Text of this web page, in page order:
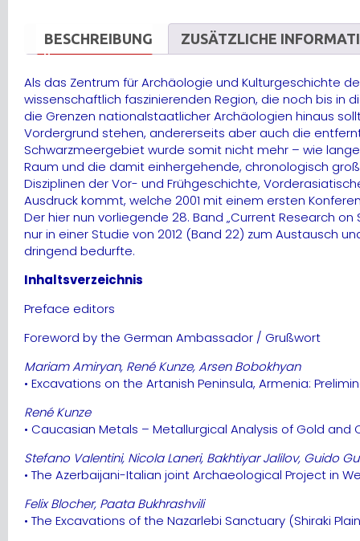
BESCHREIBUNG ZUSÄTZLICHE
Als das Zentrum für Archäologie und Kulturgeschichte
wissenschaftlich faszinierenden Region, die noch bis in
die Grenzen nationalstaatlicher Archäologien hinaus
Vordergrund stehen, andererseits aber auch die
Schwarzmeergebiet wurde somit nicht mehr – wie
Raum und die damit einhergehende, chronologisch
Disziplinen der Vor- und Frühgeschichte,
Ausdruck kommt, welche 2001 mit einem ersten
Der hier nun vorliegende 28. Band „Current Research
nur in einer Studie von 2012 (Band 22) zum Austausch
dringend bedurfte.
Inhaltsverzeichnis
Preface editors
Foreword by the German Ambassador / Grußwort
Mariam Amiryan, René Kunze, Arsen Bobokhyan
• Excavations on the Artanish Peninsula, Armenia:
René Kunze
• Caucasian Metals – Metallurgical Analysis of Gold
Stefano Valentini, Nicola Laneri, Bakhtiyar Jalilov, Guido
• The Azerbaijani-Italian joint Archaeological Project in
Felix Blocher, Paata Bukhrashvili
• The Excavations of the Nazarlebi Sanctuary (Shiraki